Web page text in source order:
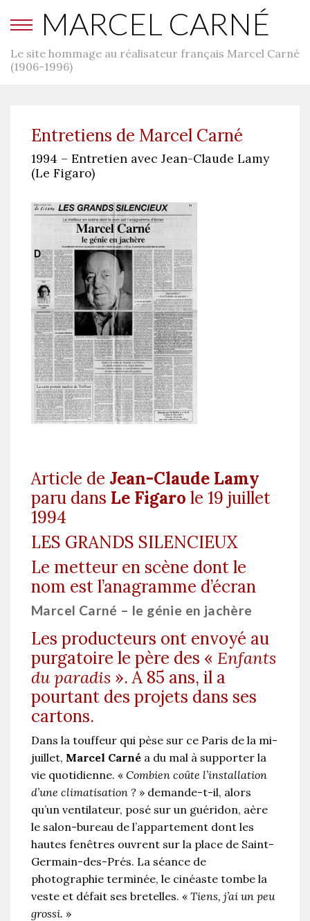
MARCEL CARNÉ
Le site hommage au réalisateur français Marcel Carné
(1906-1996)
Entretiens de Marcel Carné
1994 – Entretien avec Jean-Claude Lamy
(Le Figaro)
Article de Jean-Claude Lamy
paru dans Le Figaro le 19 juillet
1994
LES GRANDS SILENCIEUX
Le metteur en scène dont le
nom est l’anagramme d’écran
Marcel Carné – le génie en jachère
Les producteurs ont envoyé au
purgatoire le père des « Enfants
du paradis ». A 85 ans, il a
pourtant des projets dans ses
cartons.
Dans la touffeur qui pèse sur ce Paris de la mi-
juillet, Marcel Carné a du mal à supporter la
vie quotidienne. « Combien coûte l’installation
d’une climatisation ? » demande-t-il, alors
qu’un ventilateur, posé sur un guéridon, aère
le salon-bureau de l’appartement dont les
hautes fenêtres ouvrent sur la place de Saint-
Germain-des-Prés. La séance de
photographie terminée, le cinéaste tombe la
veste et défait ses bretelles. « Tiens, j’ai un peu
grossi. »